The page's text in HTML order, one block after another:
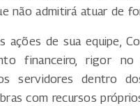
não admitirá atuar de
ações de sua equipe,
financeiro, rigor
servidores dentro
com recursos